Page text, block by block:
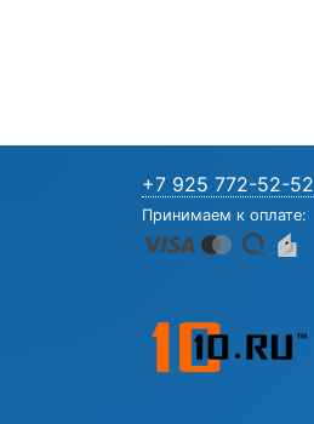
+7 925 772-52-52
Принимаем к оплате: